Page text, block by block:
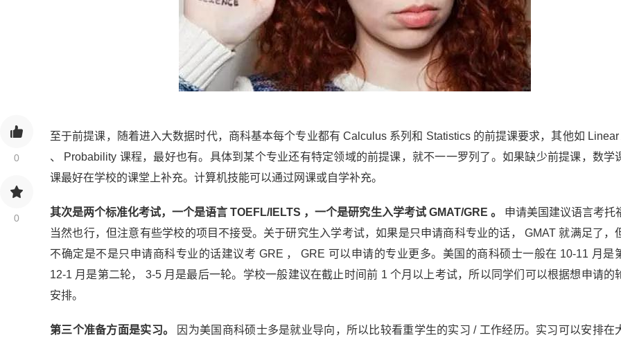
0
0
至于前提课，随着进入大数据时代，商科基本每个专业都有 Calculus 系列和 Statistics 的前提课要求，其他如 Linear
、 Probability 课程，最好也有。具体到某个专业还有特定领域的前提课，就不一一罗列了。如果缺少前提课，数学
课最好在学校的课堂上补充。计算机技能可以通过网课或自学补充。
其次是两个标准化考试，一个是语言 TOEFL/IELTS ，一个是研究生入学考试 GMAT/GRE 。
申请美国建议语言考托
当然也行，但注意有些学校的项目不接受。关于研究生入学考试，如果是只申请商科专业的话， GMAT 就满足了，
不确定是不是只申请商科专业的话建议考 GRE ， GRE 可以申请的专业更多。美国的商科硕士一般在 10-11 月是
12-1 月是第二轮， 3-5 月是最后一轮。学校一般建议在截止时间前 1 个月以上考试，所以同学们可以根据想申请的
安排。
第三个准备方面是实习。
因为美国商科硕士多是就业导向，所以比较看重学生的实习 / 工作经历。实习可以安排在